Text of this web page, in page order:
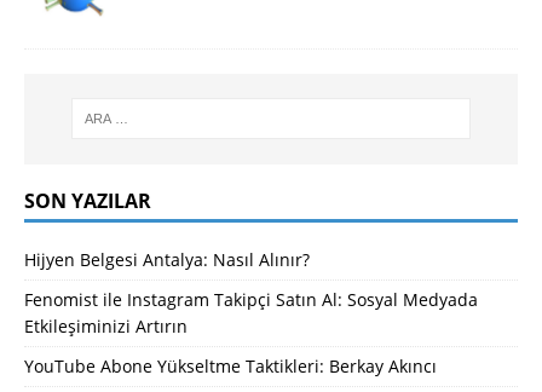
SON YAZILAR
Hijyen Belgesi Antalya: Nasıl Alınır?
Fenomist ile Instagram Takipçi Satın Al: Sosyal Medyada
Etkileşiminizi Artırın
YouTube Abone Yükseltme Taktikleri: Berkay Akıncı